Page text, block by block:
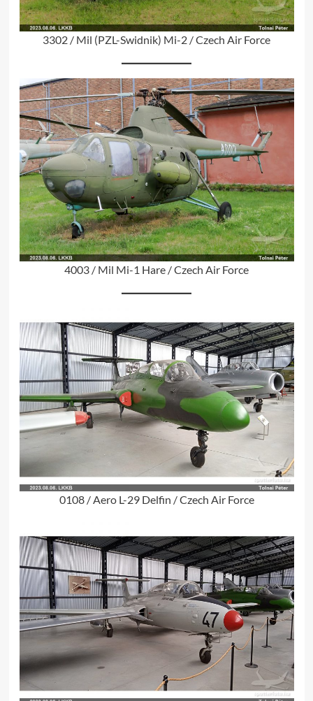
3302 / Mil (PZL-Swidnik) Mi-2 / Czech Air Force
4003 / Mil Mi-1 Hare / Czech Air Force
0108 / Aero L-29 Delfin / Czech Air Force